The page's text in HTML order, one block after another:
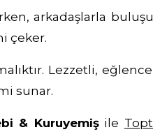
arkadaşlarla
çeker.
Lezzetli,
sunar.
& Kuruyemişile